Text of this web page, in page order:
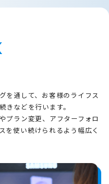
を通して、お客様のライフス
きなどを行います。
プラン変更、アフターフォロ
を使い続けられるよう幅広く